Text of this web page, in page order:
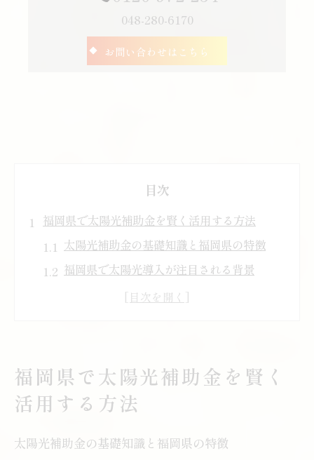
048-280-6170
お問い合わせはこちら
目次
福岡県で太陽光補助金を賢く活用する方法
太陽光補助金の基礎知識と福岡県の特徴
福岡県で太陽光導入が注目される背景
補助金を活用した太陽光導入の流れ
ト
太陽光補助金と福岡県の省エネ住宅の関係
性
最新2025年の福岡県太陽光補助金動向を解説
福岡県で太陽光補助金を賢く
活用する方法
太陽光補助金の基礎知識と福岡県の特徴